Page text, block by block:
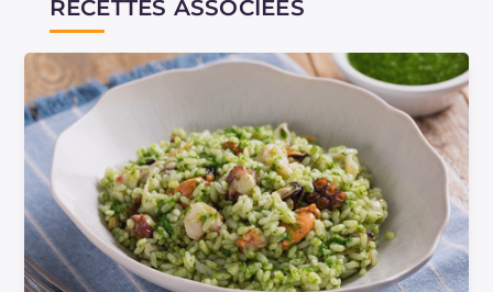
RECETTES ASSOCIÉES